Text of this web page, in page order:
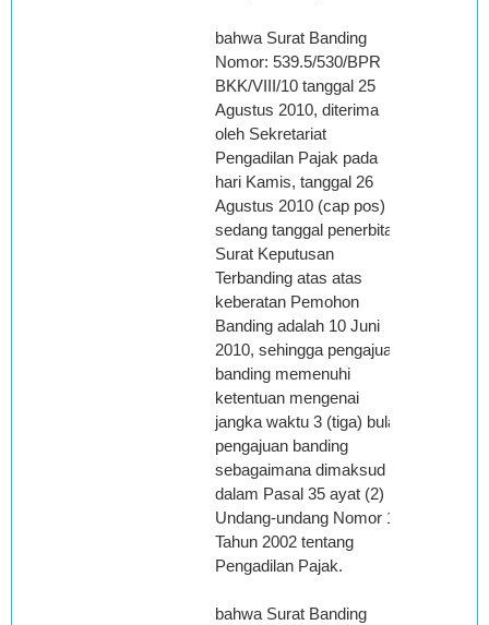
bahwa Surat Banding
Nomor: 539.5/530/BPR
BKK/VIII/10 tanggal 25
Agustus 2010, diterima
oleh Sekretariat
Pengadilan Pajak pada
hari Kamis, tanggal 26
Agustus 2010 (cap pos)
sedang tanggal penerbitan
Surat Keputusan
Terbanding atas atas
keberatan Pemohon
Banding adalah 10 Juni
2010, sehingga pengajuan
banding memenuhi
ketentuan mengenai
jangka waktu 3 (tiga) bulan
pengajuan banding
sebagaimana dimaksud
dalam Pasal 35 ayat (2)
Undang-undang Nomor 14
Tahun 2002 tentang
Pengadilan Pajak.
bahwa Surat Banding